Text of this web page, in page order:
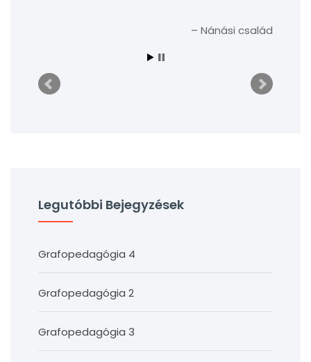
Nánási család
Legutóbbi Bejegyzések
Grafopedagógia 4
Grafopedagógia 2
Grafopedagógia 3